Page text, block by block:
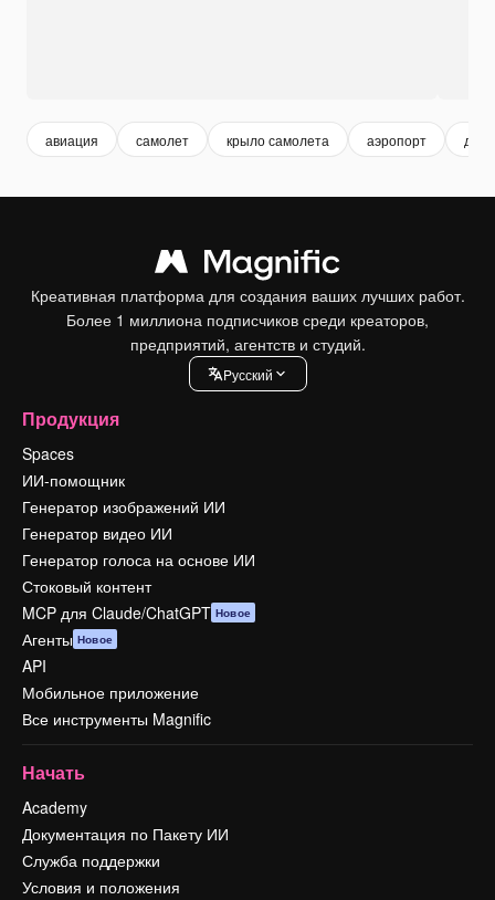
авиация самолет крыло самолета аэропорт
Креативная платформа для создания ваших лучших работ.
Более 1 миллиона подписчиков среди креаторов,
предприятий, агентств и студий.
Pусский
Продукция
Spaces
ИИ-помощник
Генератор изображений ИИ
Генератор видео ИИ
Генератор голоса на основе ИИ
Стоковый контент
MCP для Claude/ChatGPT Новое
Агенты Новое
API
Мобильное приложение
Все инструменты Magnific
Начать
Academy
Документация по Пакету ИИ
Служба поддержки
Условия и положения